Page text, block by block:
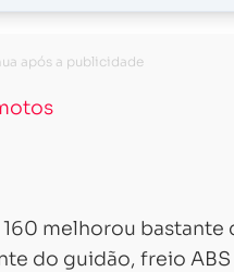
melhorou bastante
do guidão, freio